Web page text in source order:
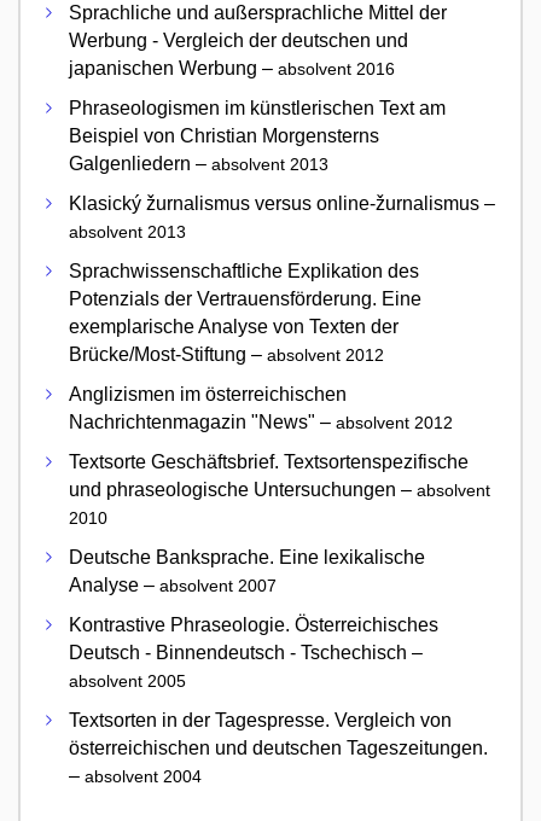
Sprachliche und außersprachliche Mittel der
Werbung - Vergleich der deutschen und
japanischen Werbung – absolvent 2016
Phraseologismen im künstlerischen Text am
Beispiel von Christian Morgensterns
Galgenliedern – absolvent 2013
Klasický žurnalismus versus online-žurnalismus –
absolvent 2013
Sprachwissenschaftliche Explikation des
Potenzials der Vertrauensförderung. Eine
exemplarische Analyse von Texten der
Brücke/Most-Stiftung – absolvent 2012
Anglizismen im österreichischen
Nachrichtenmagazin "News" – absolvent 2012
Textsorte Geschäftsbrief. Textsortenspezifische
und phraseologische Untersuchungen – absolvent
2010
Deutsche Banksprache. Eine lexikalische
Analyse – absolvent 2007
Kontrastive Phraseologie. Österreichisches
Deutsch - Binnendeutsch - Tschechisch –
absolvent 2005
Textsorten in der Tagespresse. Vergleich von
österreichischen und deutschen Tageszeitungen.
– absolvent 2004